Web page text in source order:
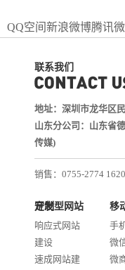
QQ空间 新浪微博腾讯
联系我们
地址：深圳市龙华区
山东分公司：山东省
传媒)
销售：0755-2774 1620
邮箱：
定制型网站开发
响应式网站
建设
速成网站建
移
手
微
微